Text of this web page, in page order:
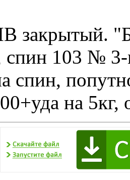
закрытый.
спин 103 №
спин,
на